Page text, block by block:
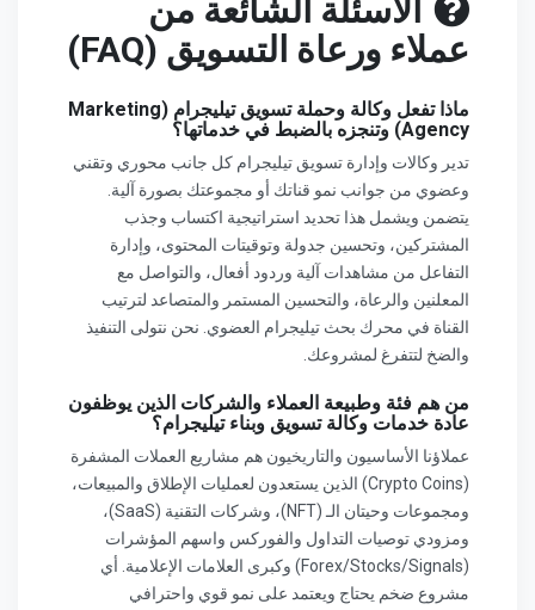
الأسئلة الشائعة من
عملاء ورعاة التسويق (FAQ)
ماذا تفعل وكالة وحملة تسويق تيليجرام (Marketing
Agency) وتنجزه بالضبط في خدماتها؟
تدير وكالات وإدارة تسويق تيليجرام كل جانب محوري وتقني
وعضوي من جوانب نمو قناتك أو مجموعتك بصورة آلية.
يتضمن ويشمل هذا تحديد استراتيجية اكتساب وجذب
المشتركين، وتحسين جدولة وتوقيتات المحتوى، وإدارة
التفاعل من مشاهدات آلية وردود أفعال، والتواصل مع
المعلنين والرعاة، والتحسين المستمر والمتصاعد لترتيب
القناة في محرك بحث تيليجرام العضوي. نحن نتولى التنفيذ
والضخ لتتفرغ لمشروعك.
من هم فئة وطبيعة العملاء والشركات الذين يوظفون
عادة خدمات وكالة تسويق وبناء تيليجرام؟
عملاؤنا الأساسيون والتاريخيون هم مشاريع العملات المشفرة
(Crypto Coins) الذين يستعدون لعمليات الإطلاق والمبيعات،
ومجموعات وحيتان الـ (NFT)، وشركات التقنية (SaaS)،
ومزودي توصيات التداول والفوركس واسهم المؤشرات
(Forex/Stocks/Signals) وكبرى العلامات الإعلامية. أي
مشروع ضخم يحتاج ويعتمد على نمو قوي واحترافي